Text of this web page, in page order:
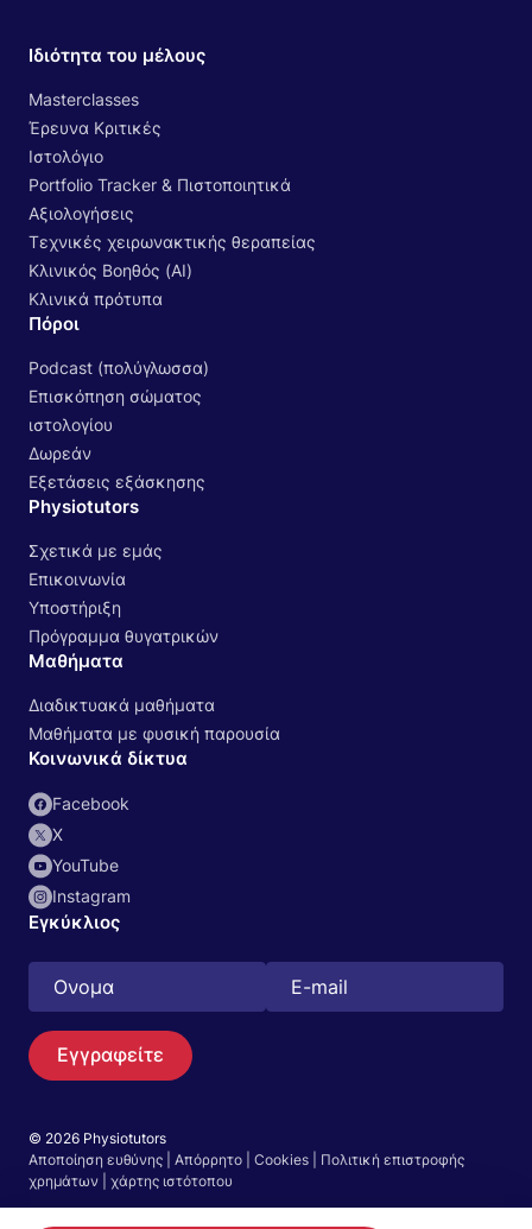
Ιδιότητα του μέλους
Masterclasses
Έρευνα Κριτικές
Ιστολόγιο
Portfolio Tracker & Πιστοποιητικά
Αξιολογήσεις
Τεχνικές χειρωνακτικής θεραπείας
Κλινικός Βοηθός (AI)
Κλινικά πρότυπα
Πόροι
Podcast (πολύγλωσσα)
Επισκόπηση σώματος
ιστολογίου
Δωρεάν
Εξετάσεις εξάσκησης
Physiotutors
Σχετικά με εμάς
Επικοινωνία
Υποστήριξη
Πρόγραμμα θυγατρικών
Μαθήματα
Διαδικτυακά μαθήματα
Μαθήματα με φυσική παρουσία
Κοινωνικά δίκτυα
Facebook
Χ
YouTube
Instagram
Εγκύκλιος
Εγγραφείτε
© 2026 Physiotutors
Αποποίηση ευθύνης
Απόρρητο Cookies
Πολιτική επιστροφής
χρημάτων
χάρτης ιστότοπουΜεταβείτε στην εφαρμογή